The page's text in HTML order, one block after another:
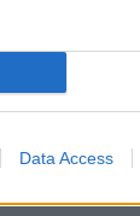
Data Access